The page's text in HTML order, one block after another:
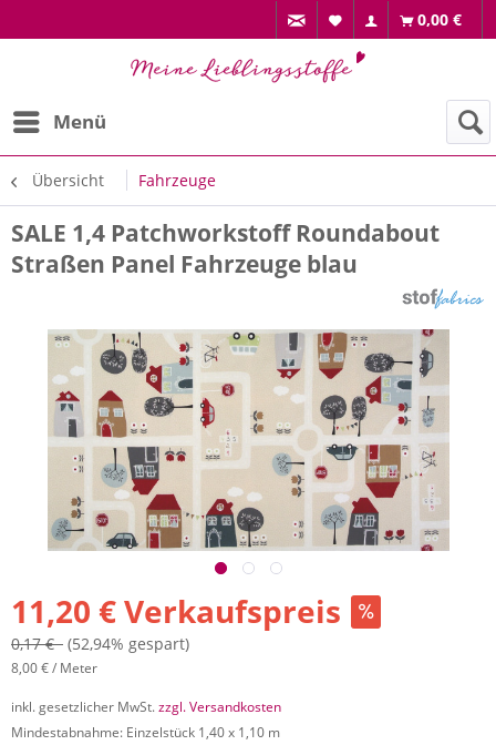
0,00 €
Menü
Übersicht Fahrzeuge
SALE 1,4 Patchworkstoff Roundabout
Straßen Panel Fahrzeuge blau
11,20 € Verkaufspreis
0,17 € (52,94% gespart)
8,00 € / Meter
inkl. gesetzlicher MwSt.zzgl. Versandkosten
Mindestabnahme: Einzelstück 1,40 x 1,10 m